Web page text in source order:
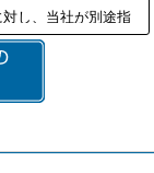
対し、当社が別途指
して、当社より会
意味する。
する際に用いる、
：http://jiyu18.jp）